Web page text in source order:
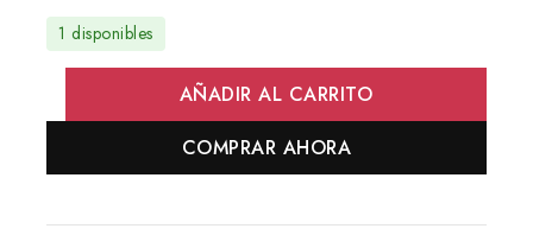
1 disponibles
AÑADIR AL CARRITO
COMPRAR AHORA